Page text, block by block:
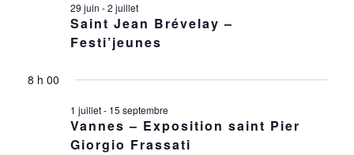
Saint Jean Brévelay –
Festi’jeunes
29 juin -2 juillet
8 h 00
Vannes – Exposition saint Pier
Giorgio Frassati
1 juillet- 15 septembre